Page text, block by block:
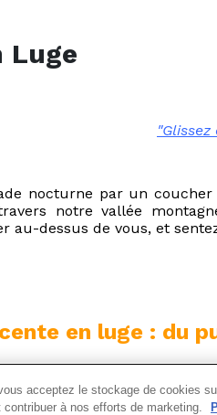
Luge
nocturne par un
notre vallée
au-dessus de vous, et
en luge : du
acceptez le stockage de cookies
à nos efforts de marketing.